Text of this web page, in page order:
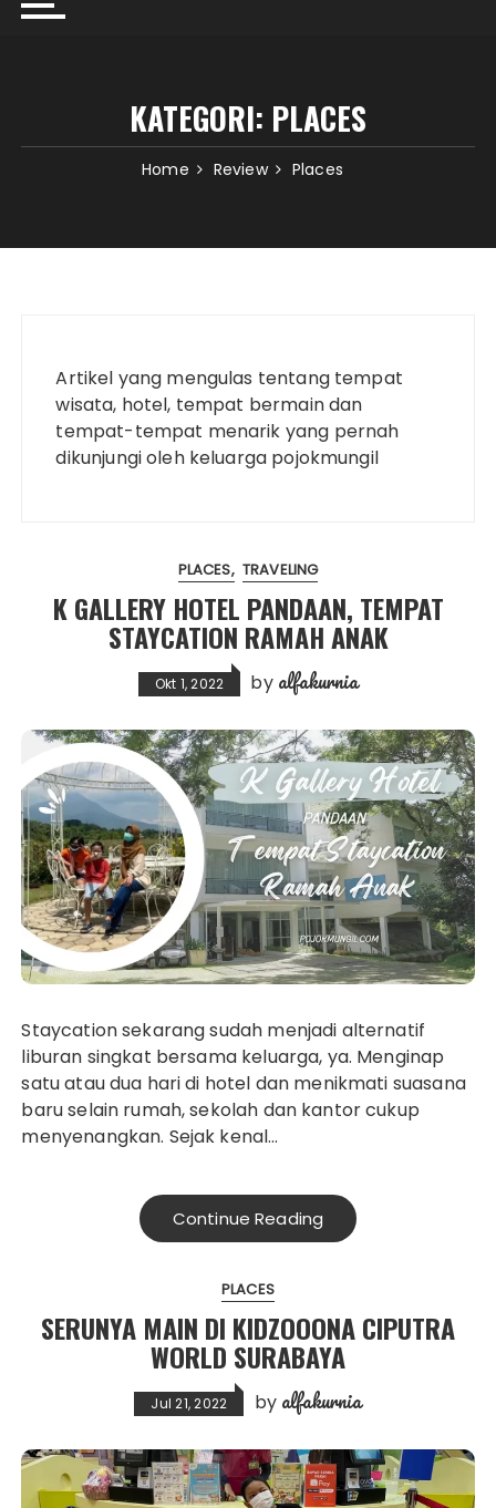
KATEGORI: PLACES
Home Review Places
Artikel yang mengulas tentang tempat
wisata, hotel, tempat bermain dan
tempat-tempat menarik yang pernah
dikunjungi oleh keluarga pojokmungil
PLACES TRAVELING
K GALLERY HOTEL PANDAAN, TEMPAT
STAYCATION RAMAH ANAK
Okt 1, 2022 by alfakurnia
Staycation sekarang sudah menjadi alternatif
liburan singkat bersama keluarga, ya. Menginap
satu atau dua hari di hotel dan menikmati suasana
baru selain rumah, sekolah dan kantor cukup
menyenangkan. Sejak kenal…
Continue Reading
PLACES
SERUNYA MAIN DI KIDZOOONA CIPUTRA
WORLD SURABAYA
Jul 21, 2022 by alfakurnia